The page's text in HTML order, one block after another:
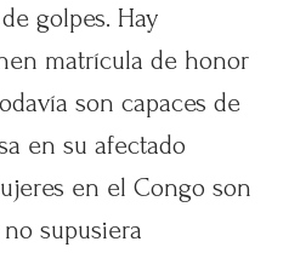
golpes. Hay
matrícula de honor
son capaces de
en su afectado
en el Congo son
supusiera